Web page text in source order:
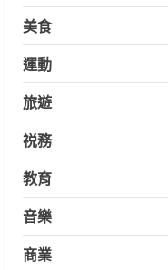
美食
運動
旅遊
祱務
教育
音樂
商業